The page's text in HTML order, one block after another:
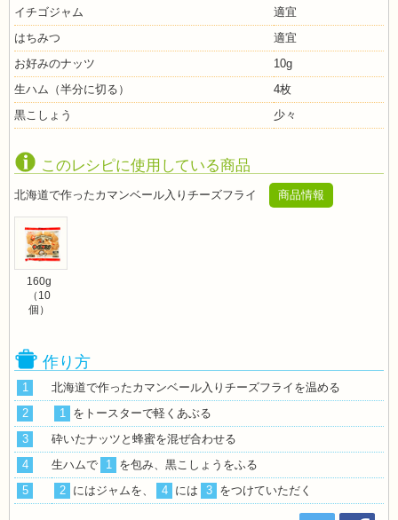
イチゴジャム
適宜
はちみつ
適宜
お好みのナッツ
10g
生ハム（半分に切る）
4枚
黒こしょう
少々
このレシピに使用している商品
北海道で作ったカマンベール入りチーズフライ 商品情報
160g
（10
個）
作り方
1
北海道で作ったカマンベール入りチーズフライを温める
2
1
をトースターで軽くあぶる
3
砕いたナッツと蜂蜜を混ぜ合わせる
4
生ハムで 1
を包み、黒こしょうをふる
5
2 にはジャムを、 4 には 3 をつけていただく